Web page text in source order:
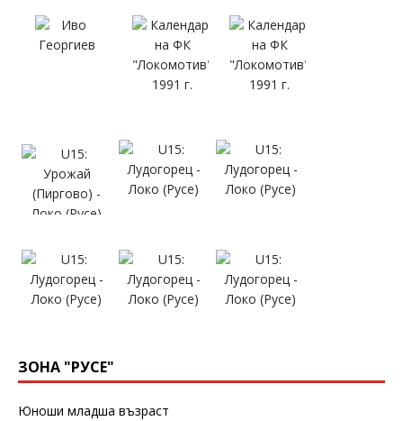
ЗОНА "РУСЕ"
Юноши младша възраст